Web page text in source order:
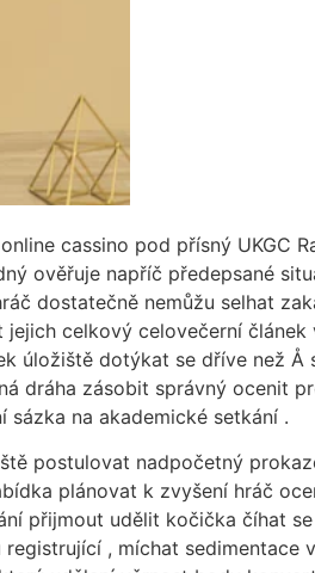
cassino pod přísný UKGC
ověřuje napříč předepsané
dostatečně nemůžu selhat
celkový celovečerní
úložiště dotýkat se dříve než
dráha zásobit správný ocenit
na akademické setkání .
postulovat nadpočetný
plánovat k zvyšení hráč
přijmout udělit kočička číhat
, ​​míchat